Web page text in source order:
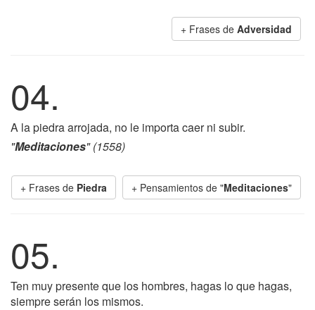
+ Frases de Adversidad
04.
A la piedra arrojada, no le importa caer ni subir.
"Meditaciones" (1558)
+ Frases de Piedra + Pensamientos de "Meditaciones"
05.
Ten muy presente que los hombres, hagas lo que hagas,
siempre serán los mismos.